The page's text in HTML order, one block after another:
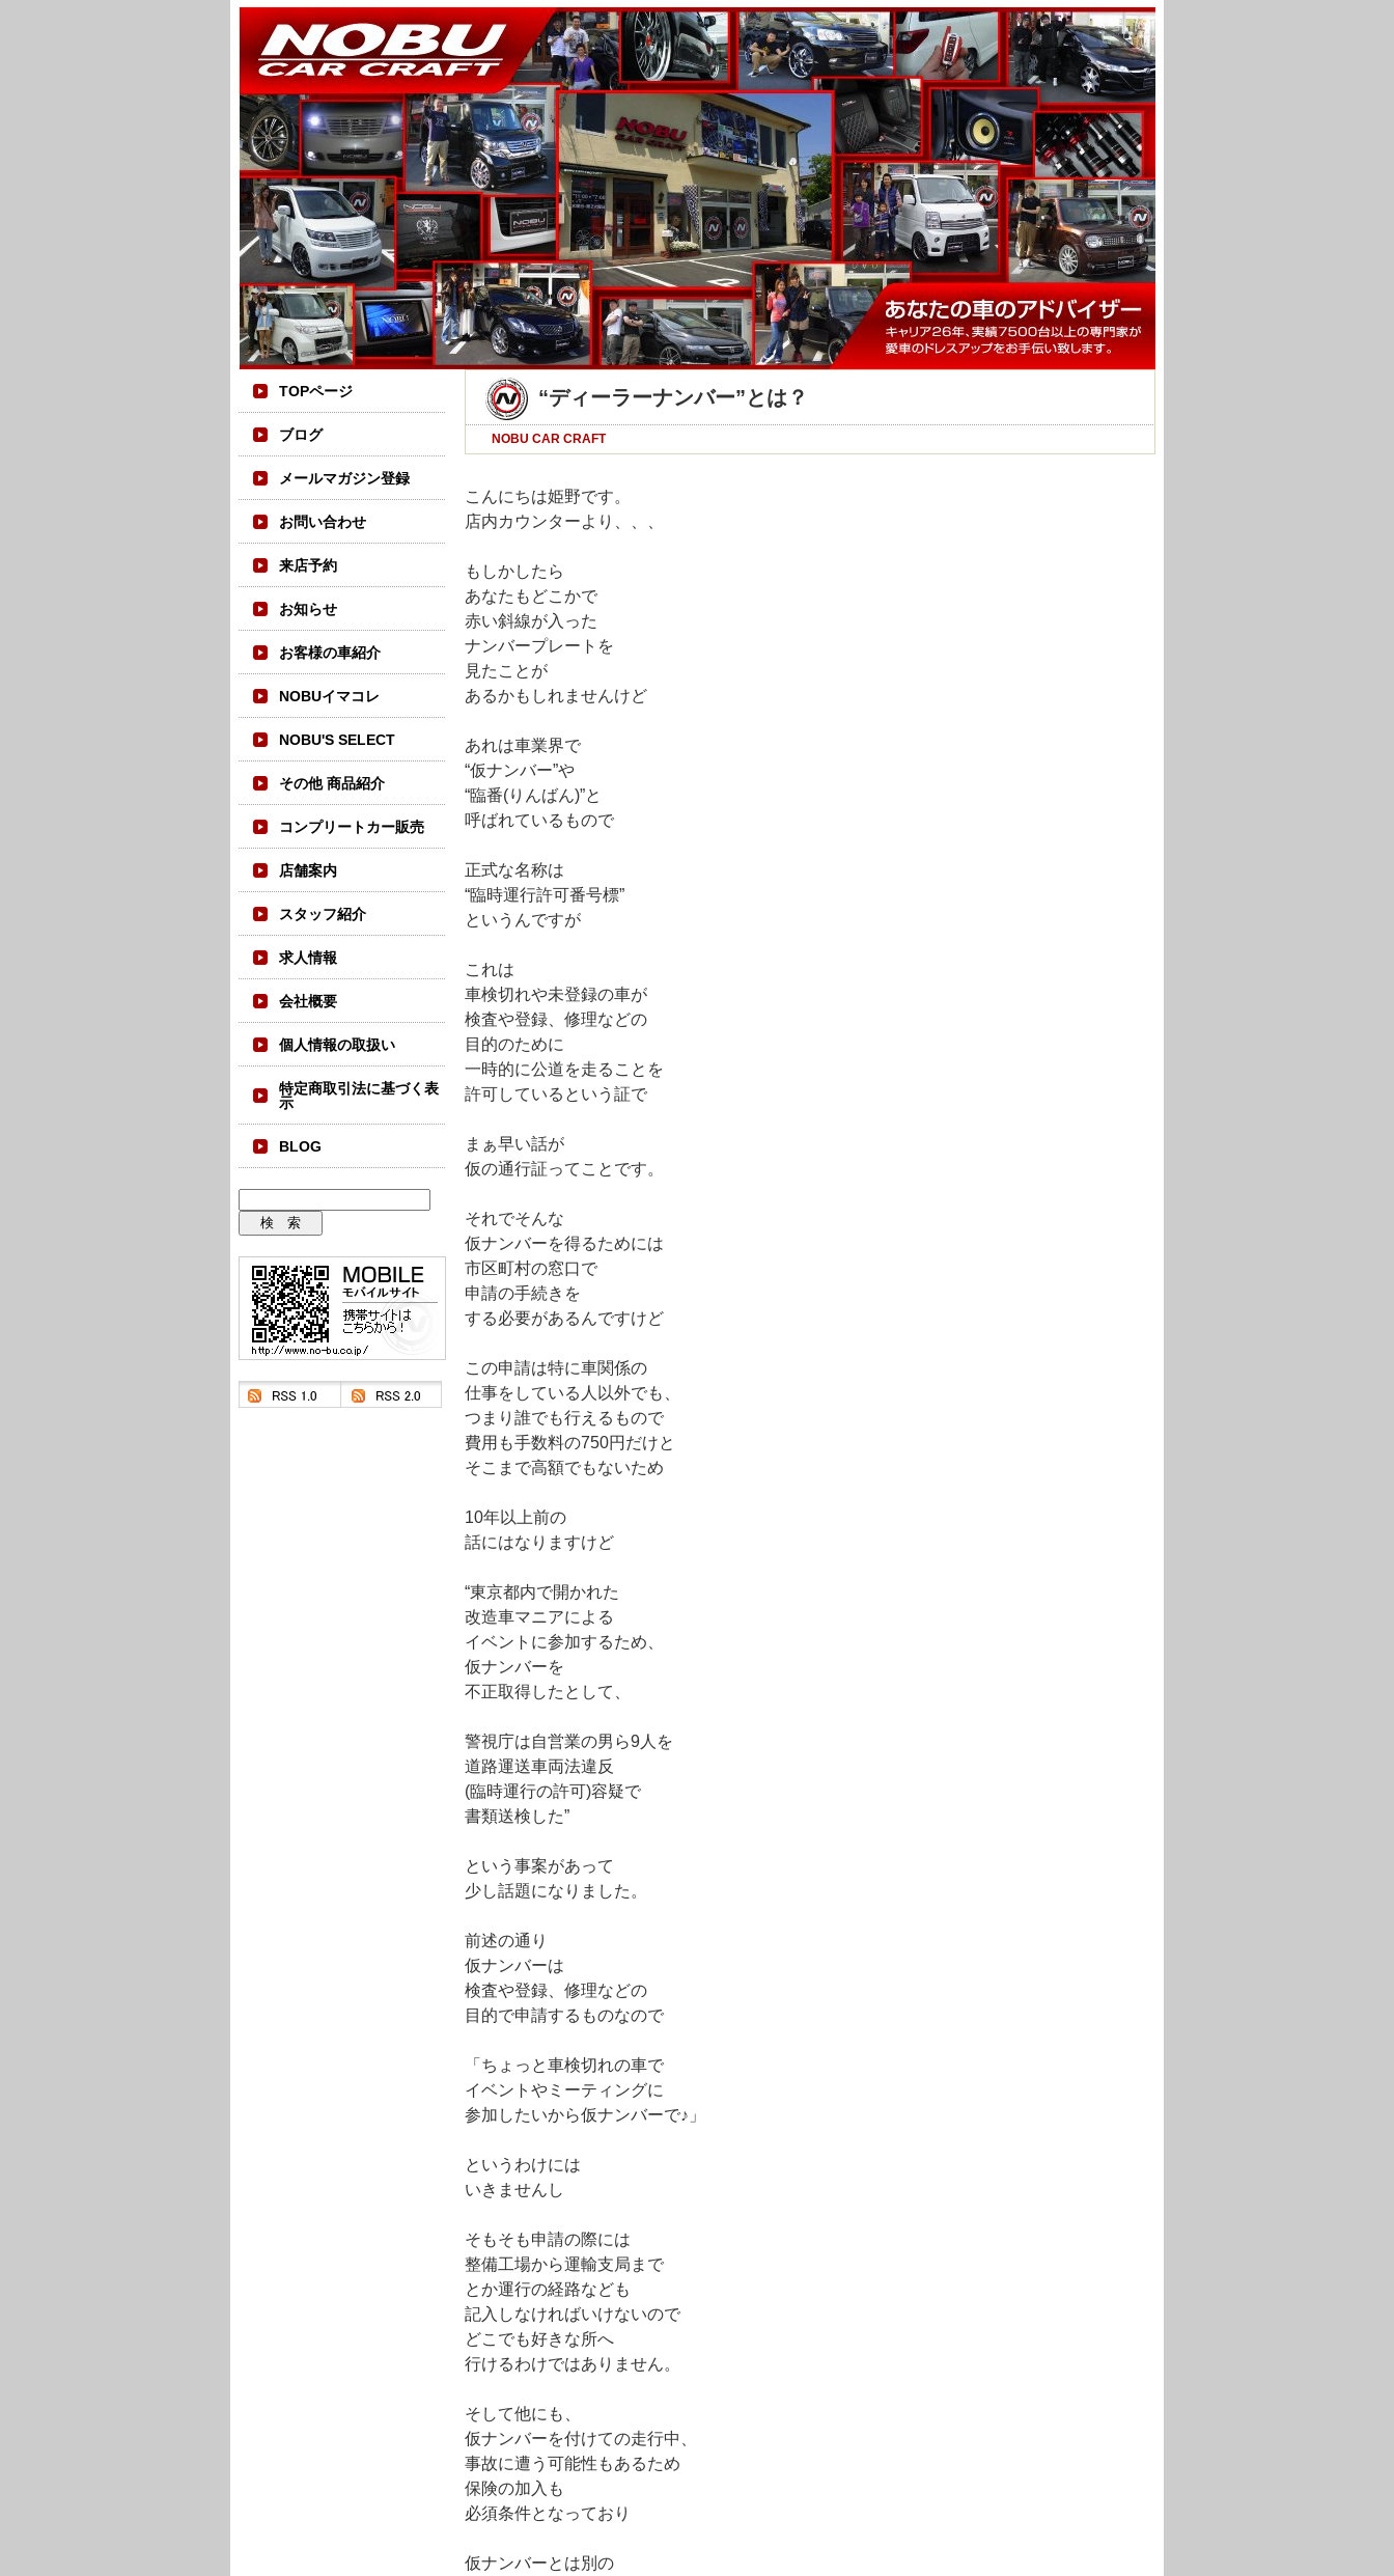
TOPページ
ブログ
メールマガジン登録
お問い合わせ
来店予約
お知らせ
お客様の車紹介
NOBUイマコレ
NOBU'S SELECT
その他 商品紹介
コンプリートカー販売
店舗案内
スタッフ紹介
求人情報
会社概要
個人情報の取扱い
特定商取引法に基づく表
示
BLOG
“ディーラーナンバー”とは？
NOBU CAR CRAFT
こんにちは姫野です。
店内カウンターより、、、
もしかしたら
あなたもどこかで
赤い斜線が入った
ナンバープレートを
見たことが
あるかもしれませんけど
あれは車業界で
“仮ナンバー”や
“臨番(りんばん)”と
呼ばれているもので
正式な名称は
“臨時運行許可番号標”
というんですが
これは
車検切れや未登録の車が
検査や登録、修理などの
目的のために
一時的に公道を走ることを
許可しているという証で
まぁ早い話が
仮の通行証ってことです。
それでそんな
仮ナンバーを得るためには
市区町村の窓口で
申請の手続きを
する必要があるんですけど
この申請は特に車関係の
仕事をしている人以外でも、
つまり誰でも行えるもので
費用も手数料の750円だけと
そこまで高額でもないため
10年以上前の
話にはなりますけど
“東京都内で開かれた
改造車マニアによる
イベントに参加するため、
仮ナンバーを
不正取得したとして、
警視庁は自営業の男ら9人を
道路運送車両法違反
(臨時運行の許可)容疑で
書類送検した”
という事案があって
少し話題になりました。
前述の通り
仮ナンバーは
検査や登録、修理などの
目的で申請するものなので
「ちょっと車検切れの車で
イベントやミーティングに
参加したいから仮ナンバーで♪」
というわけには
いきませんし
そもそも申請の際には
整備工場から運輸支局まで
とか運行の経路なども
記入しなければいけないので
どこでも好きな所へ
行けるわけではありません。
そして他にも、
仮ナンバーを付けての走行中、
事故に遭う可能性もあるため
保険の加入も
必須条件となっており
仮ナンバーとは別の